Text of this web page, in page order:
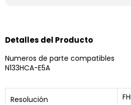
Detalles del Producto
Numeros de parte compatibles
N133HCA-E5A
Resolución